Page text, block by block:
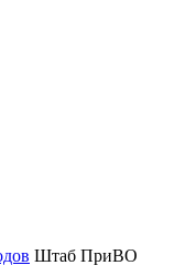
Штаб ПриВО